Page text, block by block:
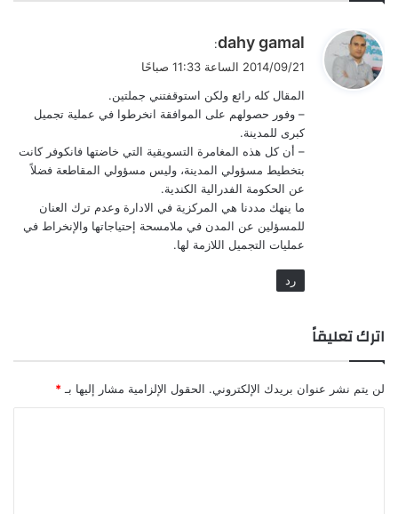
ي
ل
dahy gamal
:
2014/09/21 الساعة 11:33 صباحًا
المقال كله رائع ولكن استوقفتني جملتين.
– وفور حصولهم على الموافقة انخرطوا في عملية تجميل
كبرى للمدينة.
– أن كل هذه المغامرة التسويقية التي خاضتها فانكوفر كانت
بتخطيط مسؤولي المدينة، وليس مسؤولي المقاطعة فضلاً
عن الحكومة الفدرالية الكندية.
ما ينهك مددنا هي المركزية في الادارة وعدم ترك العنان
للمسؤلين عن المدن في ملامسحة إحتياجاتها والإنخراط في
عمليات التجميل اللازمة لها.
رد
اترك تعليقاً
لن يتم نشر عنوان بريدك الإلكتروني. الحقول الإلزامية مشار إليها بـ *